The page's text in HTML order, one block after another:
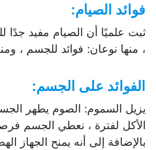
فوائد الصيام:
ثبت علميًا أن الصيام مفيد جدًا
، منها نوعان: فوائد للجسم ،
الفوائد على الجسم:
يزيل السموم: الصوم يطهر
الأكل لفترة ، نعطي الجسم
بالإضافة إلى أنه يمنح الجهاز